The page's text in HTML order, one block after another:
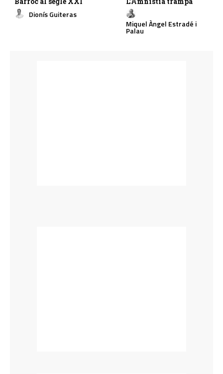
Dionís Guiteras
Miquel Àngel Estradé i
Palau